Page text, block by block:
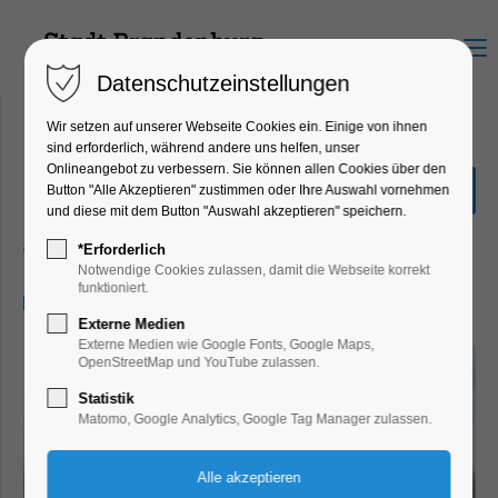
Menu
Große Seenrundfahrt (mit
Kanincheninsel)
Schiffrundfahrt
Datenschutzeinstellungen
Wir setzen auf unserer Webseite Cookies ein. Einige von ihnen
sind erforderlich, während andere uns helfen, unser
Onlineangebot zu verbessern. Sie können allen Cookies über den
Button "Alle Akzeptieren" zustimmen oder Ihre Auswahl vornehmen
und diese mit dem Button "Auswahl akzeptieren" speichern.
*Erforderlich
Notwendige Cookies zulassen, damit die Webseite korrekt
funktioniert.
Externe Medien
Externe Medien wie Google Fonts, Google Maps,
OpenStreetMap und YouTube zulassen.
Statistik
Matomo, Google Analytics, Google Tag Manager zulassen.